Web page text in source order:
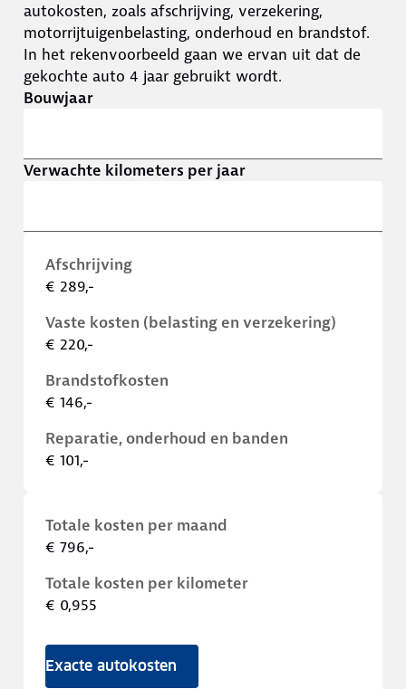
autokosten, zoals afschrijving, verzekering,
motorrijtuigenbelasting, onderhoud en brandstof.
In het rekenvoorbeeld gaan we ervan uit dat de
gekochte auto 4 jaar gebruikt wordt.
Bouwjaar
Verwachte kilometers per jaar
Afschrijving
€ 289,-
Vaste kosten (belasting en verzekering)
€ 220,-
Brandstofkosten
€ 146,-
Reparatie, onderhoud en banden
€ 101,-
Totale kosten per maand
€ 796,-
Totale kosten per kilometer
€ 0,955
Exacte autokosten